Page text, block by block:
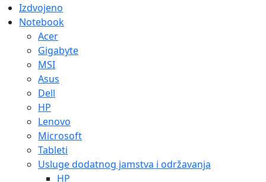
Izdvojeno
Notebook
Acer
Gigabyte
MSI
Asus
Dell
HP
Lenovo
Microsoft
Tableti
Usluge dodatnog jamstva i održavanja
HP